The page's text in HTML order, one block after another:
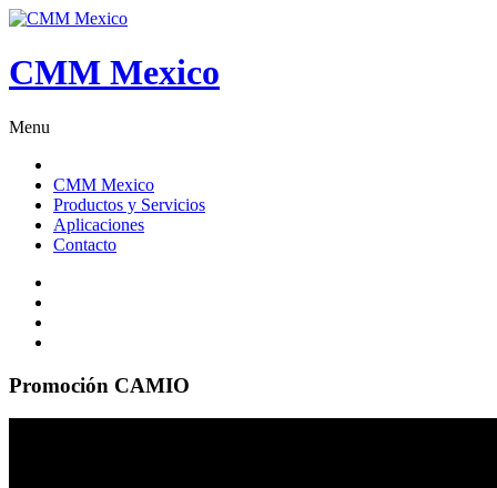
CMM Mexico
Menu
CMM Mexico
Productos y Servicios
Aplicaciones
Contacto
Promoción CAMIO